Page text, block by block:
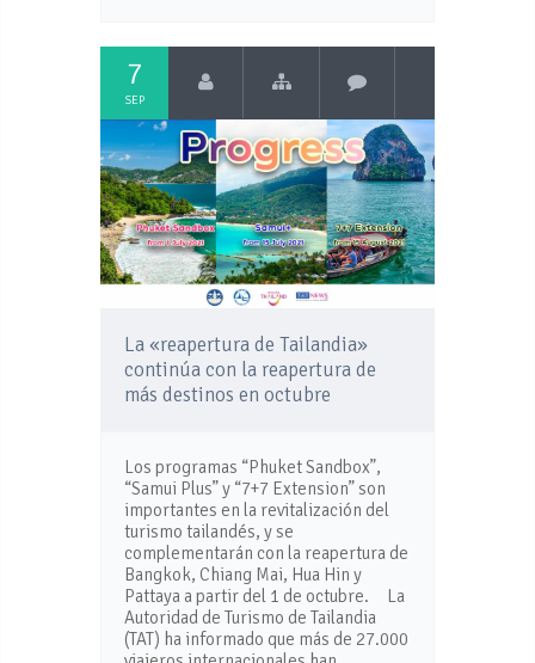
7
SEP
La «reapertura de Tailandia»
continúa con la reapertura de
más destinos en octubre
Los programas “Phuket Sandbox”,
“Samui Plus” y “7+7 Extension” son
importantes en la revitalización del
turismo tailandés, y se
complementarán con la reapertura de
Bangkok, Chiang Mai, Hua Hin y
Pattaya a partir del 1 de octubre. La
Autoridad de Turismo de Tailandia
(TAT) ha informado que más de 27.000